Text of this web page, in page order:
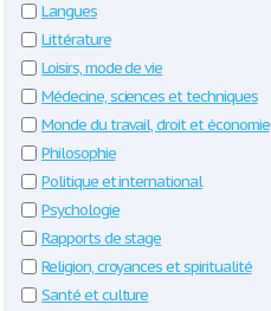
Langues
Littérature
Loisirs, mode de vie
Médecine, sciences et techniques
Monde du travail, droit et économie
Philosophie
Politique et international
Psychologie
Rapports de stage
Religion, croyances et spiritualité
Santé et culture